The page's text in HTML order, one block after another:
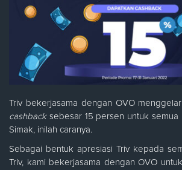
Triv bekerjasama dengan OVO
cashback sebesar 15 persen untuk semua
Simak, inilah caranya.
Sebagai bentuk apresiasi Triv kepada
Triv, kami bekerjasama dengan OVO